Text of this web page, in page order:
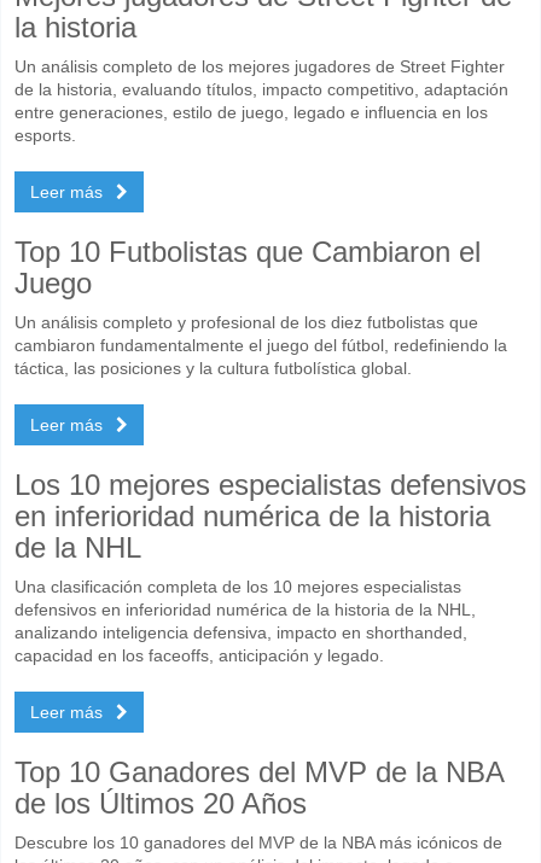
la historia
Un análisis completo de los mejores jugadores de Street Fighter
de la historia, evaluando títulos, impacto competitivo, adaptación
entre generaciones, estilo de juego, legado e influencia en los
esports.
Leer más
Top 10 Futbolistas que Cambiaron el
Juego
Un análisis completo y profesional de los diez futbolistas que
cambiaron fundamentalmente el juego del fútbol, redefiniendo la
táctica, las posiciones y la cultura futbolística global.
Leer más
Los 10 mejores especialistas defensivos
en inferioridad numérica de la historia
de la NHL
Una clasificación completa de los 10 mejores especialistas
defensivos en inferioridad numérica de la historia de la NHL,
analizando inteligencia defensiva, impacto en shorthanded,
capacidad en los faceoffs, anticipación y legado.
Leer más
Top 10 Ganadores del MVP de la NBA
de los Últimos 20 Años
Descubre los 10 ganadores del MVP de la NBA más icónicos de